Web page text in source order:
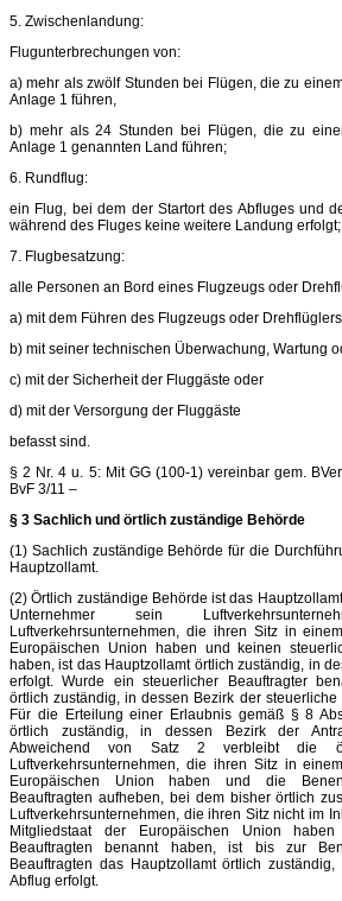
5. Zwischenlandung:
Flugunterbrechungen von:
a) mehr als zwölf Stunden bei Flügen, die zu
Anlage 1 führen,
b) mehr als 24 Stunden bei Flügen, die zu
Anlage 1 genannten Land führen;
6. Rundflug:
ein Flug, bei dem der Startort des Abfluges und
während des Fluges keine weitere Landung erfolgt;
7. Flugbesatzung:
alle Personen an Bord eines Flugzeugs oder
a) mit dem Führen des Flugzeugs oder Drehflüglers,
b) mit seiner technischen Überwachung, Wartung
c) mit der Sicherheit der Fluggäste oder
d) mit der Versorgung der Fluggäste
befasst sind.
§ 2 Nr. 4 u. 5: Mit GG (100-1) vereinbar gem.
BvF 3/11 –
§ 3 Sachlich und örtlich zuständige Behörde
(1) Sachlich zuständige Behörde für die
Hauptzollamt.
(2) Örtlich zuständige Behörde ist das
Unternehmer sein
Luftverkehrsunternehmen, die ihren Sitz in
Europäischen Union haben und keinen
haben, ist das Hauptzollamt örtlich zuständig, in
erfolgt. Wurde ein steuerlicher Beauftragter
örtlich zuständig, in dessen Bezirk der steuerliche
Für die Erteilung einer Erlaubnis gemäß § 8
örtlich zuständig, in dessen Bezirk der
Abweichend von Satz 2 verbleibt die
Luftverkehrsunternehmen, die ihren Sitz in
Europäischen Union haben und die
Beauftragten aufheben, bei dem bisher örtlich
Luftverkehrsunternehmen, die ihren Sitz nicht im
Mitgliedstaat der Europäischen Union
Beauftragten benannt haben, ist bis zur
Beauftragten das Hauptzollamt örtlich
Abflug erfolgt.